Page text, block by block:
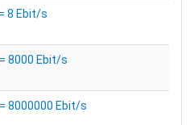
8 Ebit/s
8000 Ebit/s
8000000 Ebit/s